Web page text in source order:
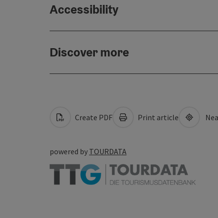
Accessibility
Discover more
Create PDF Print article
powered by TOURDATA